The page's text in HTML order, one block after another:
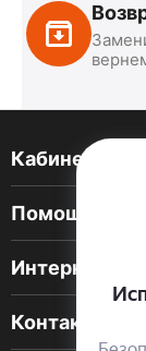
Кабинет
Помощь
Интернет-
Контакты